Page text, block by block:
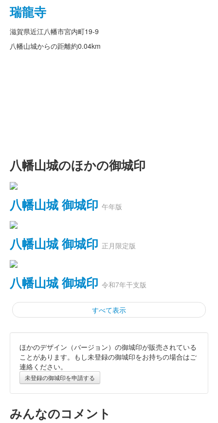
瑞龍寺
滋賀県近江八幡市宮内町19-9
八幡山城からの距離約0.04km
八幡山城のほかの御城印
八幡山城 御城印 午年版
八幡山城 御城印 正月限定版
八幡山城 御城印 令和7年干支版
すべて表示
八幡山城 御城印 令和7年正月版
販売終了
八幡山城 記念御朱印
ほかのデザイン（バージョン）の御城印が販売されている
ことがあります。もし未登録の御城印をお持ちの場合はご
連絡ください。
未登録の御城印を申請する
みんなのコメント